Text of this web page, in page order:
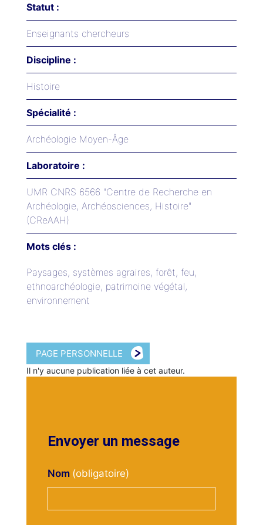
Statut :
Enseignants chercheurs
Discipline :
Histoire
Spécialité :
Archéologie Moyen-Âge
Laboratoire :
UMR CNRS 6566 "Centre de Recherche en
Archéologie, Archéosciences, Histoire"
(CReAAH)
Mots clés :
Paysages, systèmes agraires, forêt, feu,
ethnoarchéologie, patrimoine végétal,
environnement
PAGE PERSONNELLE
Il n'y aucune publication liée à cet auteur.
Envoyer un message
Nom